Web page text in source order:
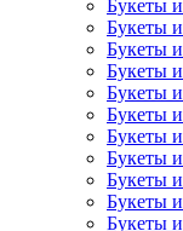
Букеты
Букеты
Букеты
Букеты
Букеты
Букеты
Букеты
Букеты
Букеты
Букеты
Букеты